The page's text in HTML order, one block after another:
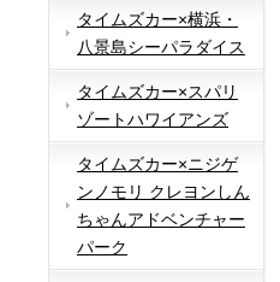
タイムズカー×横浜・
八景島シーパラダイス
タイムズカー×スパリ
ゾートハワイアンズ
タイムズカー×ニジゲ
ンノモリ クレヨンしん
ちゃんアドベンチャー
パーク